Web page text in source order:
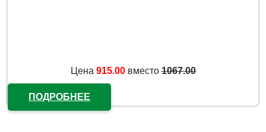
Цена 915.00вместо1067.00
ПОДРОБНЕЕ